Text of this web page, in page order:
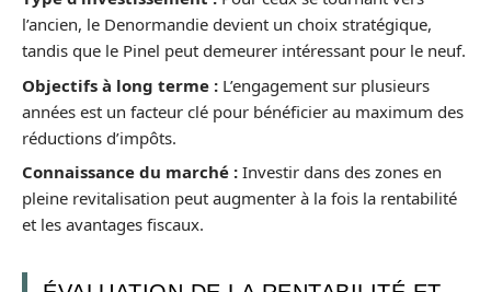
l’ancien, le Denormandie devient un choix stratégique,
tandis que le Pinel peut demeurer intéressant pour le neuf.
Objectifs à long terme : L’engagement sur plusieurs
années est un facteur clé pour bénéficier au maximum des
réductions d’impôts.
Connaissance du marché : Investir dans des zones en
pleine revitalisation peut augmenter à la fois la rentabilité
et les avantages fiscaux.